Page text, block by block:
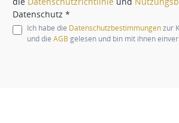
Datenschutz *
Ich habe die Datenschutzbestimmungenzur
und die AGB gelesen und bin mit ihnen